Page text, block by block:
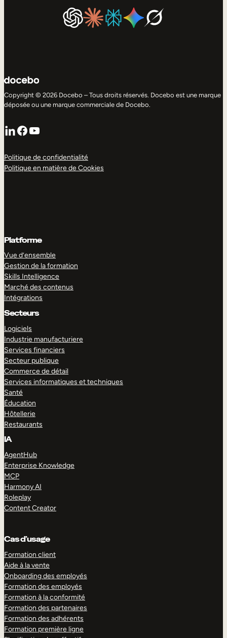
Copyright © 2026 Docebo – Tous droits réservés. Docebo est une marque
déposée ou une marque commerciale de Docebo.
LinkedIn
Facebook
YouTube
Politique de confidentialité
Politique en matière de Cookies
Platforme
Vue d’ensemble
Gestion de la formation
Skills Intelligence
Marché des contenus
Intégrations
Secteurs
Logiciels
Industrie manufacturiere
Services financiers
Secteur publique
Commerce de détail
Services informatiques et techniques
Santé
Éducation
Hôtellerie
Restaurants
IA
AgentHub
Enterprise Knowledge
MCP
Harmony AI
Roleplay
Content Creator
Cas d’usage
Formation client
Aide à la vente
Onboarding des employés
Formation des employés
Formation à la conformité
Formation des partenaires
Formation des adhérents
Formation première ligne